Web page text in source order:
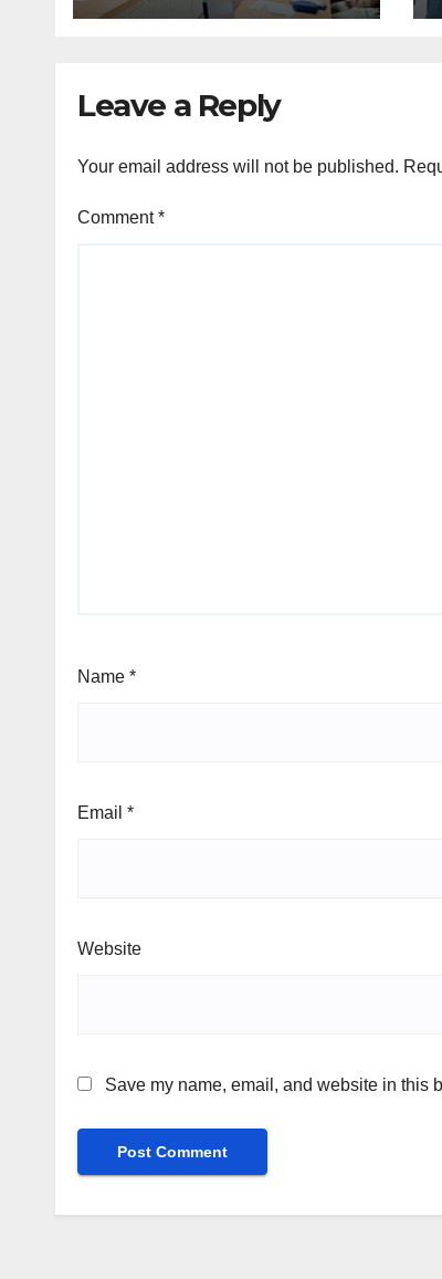
Leave a Reply
Your email address will not be published.
Comment*
Name *
Email *
Website
Save my name, email, and website in this